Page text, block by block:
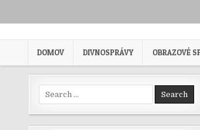
DOMOV DIVNOSPRÁVY OBRAZOVÉ
Search for: